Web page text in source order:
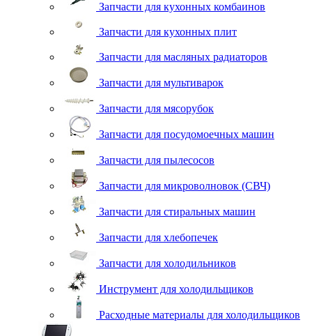
Запчасти для кухонных комбаинов
Запчасти для кухонных плит
Запчасти для масляных радиаторов
Запчасти для мультиварок
Запчасти для мясорубок
Запчасти для посудомоечных машин
Запчасти для пылесосов
Запчасти для микроволновок (СВЧ)
Запчасти для стиральных машин
Запчасти для хлебопечек
Запчасти для холодильников
Инструмент для холодильщиков
Расходные материалы для холодильщиков